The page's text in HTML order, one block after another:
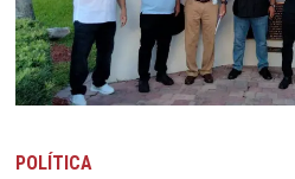
POLÍTICA